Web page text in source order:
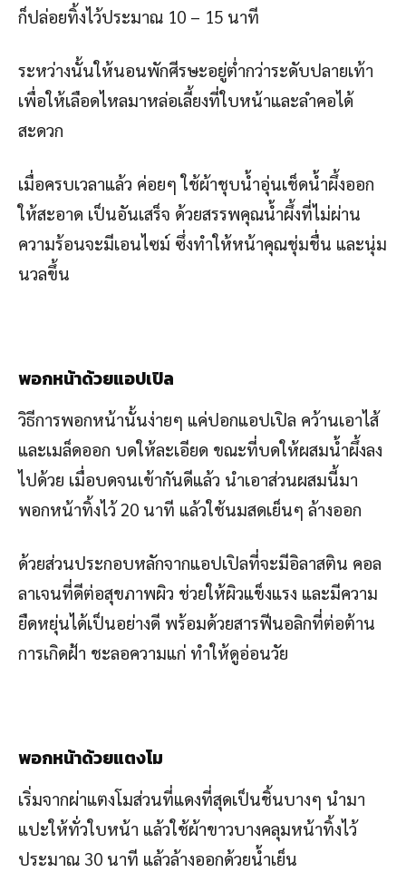
ก็ปล่อยทิ้งไว้ประมาณ 10 – 15 นาที
ระหว่างนั้นให้นอนพักศีรษะอยู่ต่ำกว่าระดับปลายเท้า
เพื่อให้เลือดไหลมาหล่อเลี้ยงที่ใบหน้าและลำคอได้
สะดวก
เมื่อครบเวลาแล้ว ค่อยๆ ใช้ผ้าชุบน้ำอุ่นเช็ดน้ำผึ้งออก
ให้สะอาด เป็นอันเสร็จ ด้วยสรรพคุณน้ำผึ้งที่ไม่ผ่าน
ความร้อนจะมีเอนไซม์ ซึ่งทำให้หน้าคุณชุ่มชื่น และนุ่ม
นวลขึ้น
พอกหน้าด้วยแอปเปิล
วิธีการพอกหน้านั้นง่ายๆ แค่ปอกแอปเปิล คว้านเอาไส้
และเมล็ดออก บดให้ละเอียด ขณะที่บดให้ผสมน้ำผึ้งลง
ไปด้วย เมื่อบดจนเข้ากันดีแล้ว นำเอาส่วนผสมนี้มา
พอกหน้าทิ้งไว้ 20 นาที แล้วใช้นมสดเย็นๆ ล้างออก
ด้วยส่วนประกอบหลักจากแอปเปิลที่จะมีอิลาสติน คอล
ลาเจนที่ดีต่อสุขภาพผิว ช่วยให้ผิวแข็งแรง และมีความ
ยืดหยุ่นได้เป็นอย่างดี พร้อมด้วยสารฟีนอลิกที่ต่อต้าน
การเกิดฝ้า ชะลอความแก่ ทำให้ดูอ่อนวัย
พอกหน้าด้วยแตงโม
เริ่มจากผ่าแตงโมส่วนที่แดงที่สุดเป็นชิ้นบางๆ นำมา
แปะให้ทั่วใบหน้า แล้วใช้ผ้าขาวบางคลุมหน้าทิ้งไว้
ประมาณ 30 นาที แล้วล้างออกด้วยน้ำเย็น